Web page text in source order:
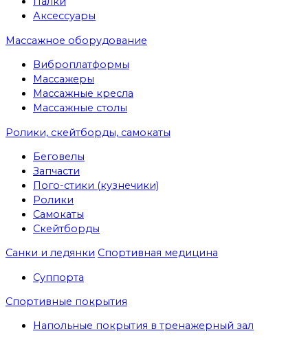
Аксессуары
Массажное оборудование
Виброплатформы
Массажеры
Массажные кресла
Массажные столы
Ролики, скейтборды, самокаты
Беговелы
Запчасти
Пого-стики (кузнечики)
Ролики
Самокаты
Скейтборды
Санки и ледянки Спортивная медицина
Суппорта
Спортивные покрытия
Напольные покрытия в тренажерный зал